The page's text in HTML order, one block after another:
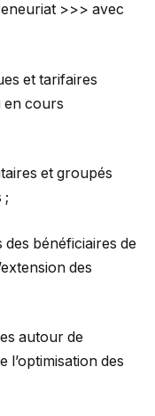
>>> avec
et tarifaires
en cours
et groupés
;
bénéficiaires de
des
autour de
l’optimisation des